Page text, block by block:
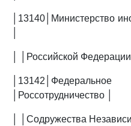
│13140│Министерство
│ │Российской Федерации
│Россотрудничество │
│ │Содружества